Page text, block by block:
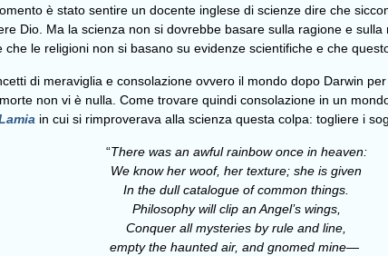
è stato sentire un docente inglese di scienze dire che
Dio. Ma la scienza non si dovrebbe basare sulla ragione e
le religioni non si basano su evidenze scientifiche e che
di meraviglia e consolazione ovvero il mondo dopo Darwin
non vi è nulla. Come trovare quindi consolazione in un
in cui si rimproverava alla scienza questa colpa: togliere i
“There was an awful rainbow once in heaven:
We know her woof, her texture; she is given
In the dull catalogue of common things.
Philosophy will clip an Angel’s wings,
Conquer all mysteries by rule and line,
empty the haunted air, and gnomed mine—